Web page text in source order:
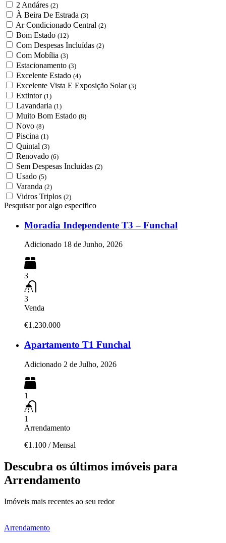
2 Andáres (2)
À Beira De Estrada (3)
Ar Condicionado Central (2)
Bom Estado (12)
Com Despesas Incluídas (2)
Com Mobília (3)
Estacionamento (3)
Excelente Estado (4)
Excelente Vista E Exposição Solar (3)
Extintor (1)
Lavandaria (1)
Muito Bom Estado (8)
Novo (8)
Piscina (1)
Quintal (3)
Renovado (6)
Sem Despesas Incluidas (2)
Usado (5)
Varanda (2)
Vidros Triplos (2)
Pesquisar por algo especifico
Moradia Independente T3 – Funchal
Adicionado 18 de Junho, 2026
3
3
Venda
€1.230.000
Apartamento T1 Funchal
Adicionado 2 de Julho, 2026
1
1
Arrendamento
€1.100 / Mensal
Descubra os últimos imóveis para
Arrendamento
Imóveis mais recentes ao seu redor
Arrendamento